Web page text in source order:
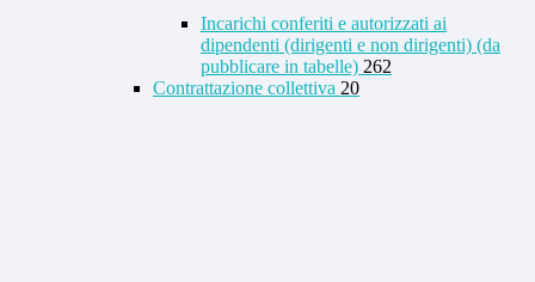
Incarichi conferiti e autorizzati ai
dipendenti (dirigenti e non dirigenti) (da
pubblicare in tabelle) 262
Contrattazione collettiva 20